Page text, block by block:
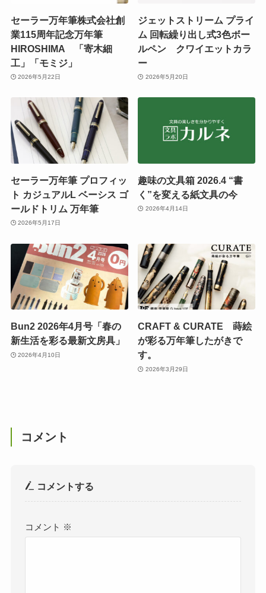
セーラー万年筆株式会社創
業115周年記念万年筆
HIROSHIMA 「寄木細
工」「モミジ」
2026年5月22日
ジェットストリーム プライ
ム 回転繰り出し式3色ボー
ルペン クワイエットカラ
ー
2026年5月20日
セーラー万年筆 プロフィッ
ト カジュアルL ベーシス ゴ
ールドトリム 万年筆
2026年5月17日
趣味の文具箱 2026.4 “書
く”を変える紙文具の今
2026年4月14日
Bun2 2026年4月号「春の
新生活を彩る最新文房具」
2026年4月10日
CRAFT & CURATE 蒔絵
が彩る万年筆したがきで
す。
2026年3月29日
コメント
コメントする
コメント ※